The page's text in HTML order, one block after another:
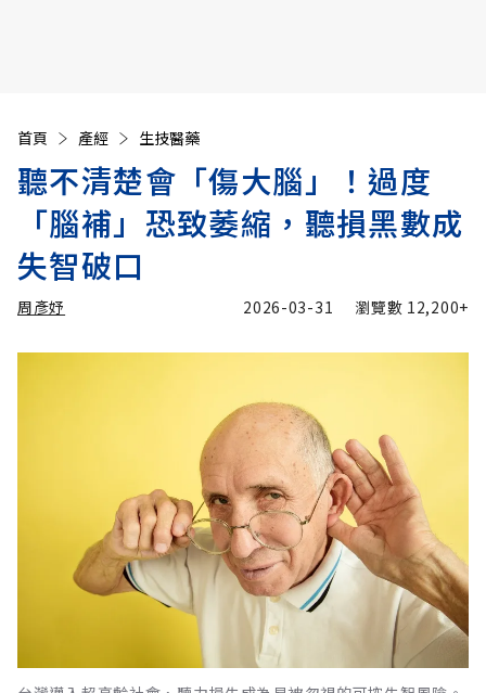
首頁 產經 生技醫藥
聽不清楚會「傷大腦」！過度
「腦補」恐致萎縮，聽損黑數成
失智破口
周彥妤 2026-03-31 瀏覽數 12,200+